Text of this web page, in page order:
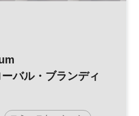
バル・ブランディ